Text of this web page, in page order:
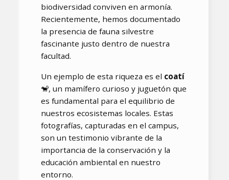
biodiversidad conviven en armonía.
Recientemente, hemos documentado
la presencia de fauna silvestre
fascinante justo dentro de nuestra
facultad.
Un ejemplo de esta riqueza es el coatí
🐒, un mamífero curioso y juguetón que
es fundamental para el equilibrio de
nuestros ecosistemas locales. Estas
fotografías, capturadas en el campus,
son un testimonio vibrante de la
importancia de la conservación y la
educación ambiental en nuestro
entorno.